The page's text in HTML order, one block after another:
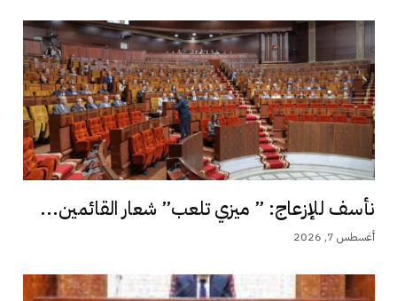
نأسف للإزعاج: ” ميزي تلعب” شعار القائمين...
أغسطس 7, 2026